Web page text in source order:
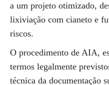
a um projeto otimizado,
lixiviação com cianeto e
riscos.
O procedimento de AIA,
termos legalmente
técnica da documentação